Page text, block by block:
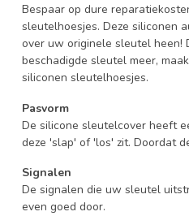
Bespaar op dure
sleutelhoesjes. Deze siliconen
over uw originele sleutel heen!
beschadigde sleutel meer,
siliconen sleutelhoesjes.
Pasvorm
De silicone sleutelcover heeft
deze 'slap' of 'los' zit. Doordat
Signalen
De signalen die uw sleutel
even goed door.